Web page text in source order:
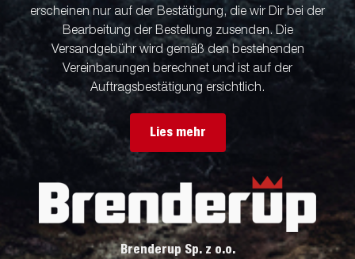
erscheinen nur auf der Bestätigung, die wir Dir bei der
Bearbeitung der Bestellung zusenden. Die
Versandgebühr wird gemäß den bestehenden
Vereinbarungen berechnet und ist auf der
Auftragsbestätigung ersichtlich.
Lies mehr
Brenderup Sp. z o.o.